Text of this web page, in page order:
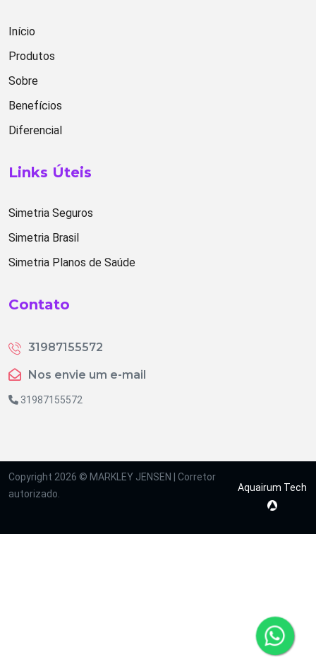
Início
Produtos
Sobre
Benefícios
Diferencial
Links Úteis
Simetria Seguros
Simetria Brasil
Simetria Planos de Saúde
Contato
31987155572
Nos envie um e-mail
31987155572
Copyright 2026 © MARKLEY JENSEN | Corretor
autorizado.
Aquairum Tech